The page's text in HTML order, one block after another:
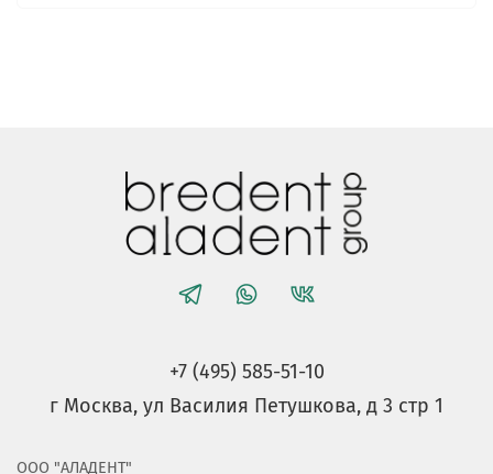
+7 (495) 585-51-10
г Москва, ул Василия Петушкова, д 3 стр 1
ООО "АЛАДЕНТ"